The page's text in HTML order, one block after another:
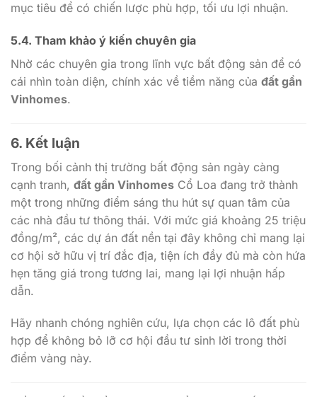
mục tiêu để có chiến lược phù hợp, tối ưu lợi nhuận.
5.4. Tham khảo ý kiến chuyên gia
Nhờ các chuyên gia trong lĩnh vực bất động sản để có
cái nhìn toàn diện, chính xác về tiềm năng của đất gần
Vinhomes.
6. Kết luận
Trong bối cảnh thị trường bất động sản ngày càng
cạnh tranh, đất gần Vinhomes Cổ Loa đang trở thành
một trong những điểm sáng thu hút sự quan tâm của
các nhà đầu tư thông thái. Với mức giá khoảng 25 triệu
đồng/m², các dự án đất nền tại đây không chỉ mang lại
cơ hội sở hữu vị trí đắc địa, tiện ích đầy đủ mà còn hứa
hẹn tăng giá trong tương lai, mang lại lợi nhuận hấp
dẫn.
Hãy nhanh chóng nghiên cứu, lựa chọn các lô đất phù
hợp để không bỏ lỡ cơ hội đầu tư sinh lời trong thời
điểm vàng này.